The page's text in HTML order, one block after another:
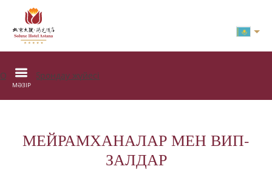
Онлайн брондау жүйесі
МӘЗІР
МЕЙРАМХАНАЛАР МЕН ВИП-
ЗАЛДАР